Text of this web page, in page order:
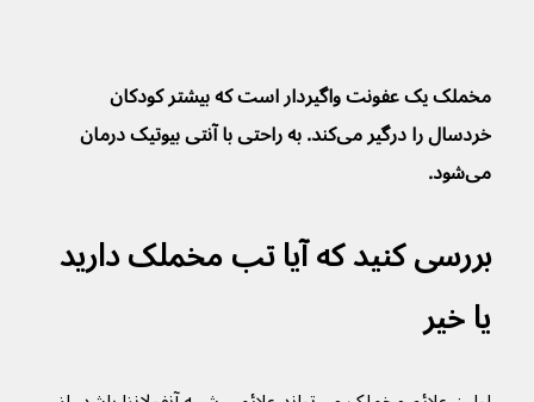
مخملک یک عفونت واگیردار است که بیشتر کودکان
خردسال را درگیر می‌کند. به راحتی با آنتی بیوتیک درمان
می‌شود.
بررسی کنید که آیا تب مخملک دارید
یا خیر